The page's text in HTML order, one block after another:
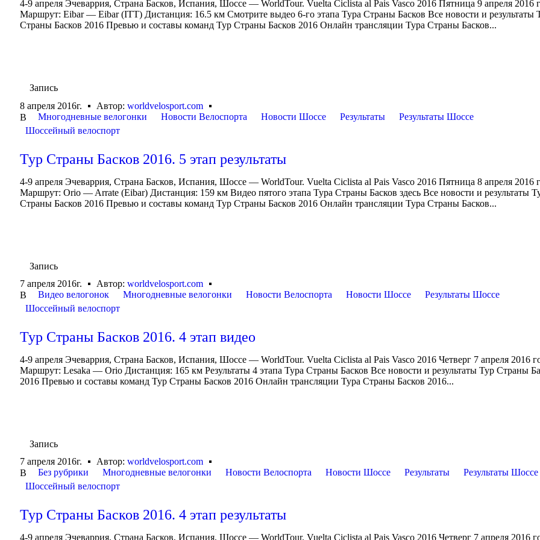
4-9 апреля Эчеваррия, Страна Басков, Испания, Шоссе — WorldTour. Vuelta Ciclista al Pais Vasco 2016 Пятница 9 апреля 2016
Маршрут: Eibar — Eibar (ITT) Дистанция: 16.5 км Смотрите выдео 6-го этапа Тура Страны Басков Все новости и результаты
Страны Басков 2016 Превью и составы команд Тур Страны Басков 2016 Онлайн трансляции Тура Страны Басков...
Запись
8 апреля 2016г.
Автор:worldvelosport.com
В
Многодневные велогонки Новости Велоспорта Новости Шоссе Результаты
Результаты Шоссе
Шоссейный велоспорт
Тур Страны Басков 2016. 5 этап результаты
4-9 апреля Эчеваррия, Страна Басков, Испания, Шоссе — WorldTour. Vuelta Ciclista al Pais Vasco 2016 Пятница 8 апреля 2016
Маршрут: Orio — Arrate (Eibar) Дистанция: 159 км Видео пятого этапа Тура Страны Басков здесь Все новости и результаты
Страны Басков 2016 Превью и составы команд Тур Страны Басков 2016 Онлайн трансляции Тура Страны Басков...
Запись
7 апреля 2016г.
Автор:worldvelosport.com
В
Видео велогонок Многодневные велогонки Новости Велоспорта Новости Шоссе
Результаты Шоссе
Шоссейный велоспорт
Тур Страны Басков 2016. 4 этап видео
4-9 апреля Эчеваррия, Страна Басков, Испания, Шоссе — WorldTour. Vuelta Ciclista al Pais Vasco 2016 Четверг 7 апреля 2016
Маршрут: Lesaka — Orio Дистанция: 165 км Результаты 4 этапа Тура Страны Басков Все новости и результаты Тур Страны
2016 Превью и составы команд Тур Страны Басков 2016 Онлайн трансляции Тура Страны Басков 2016...
Запись
7 апреля 2016г.
Автор:worldvelosport.com
В
Без рубрики Многодневные велогонки Новости Велоспорта Новости Шоссе Результаты
Результаты Шоссе
Шоссейный велоспорт
Тур Страны Басков 2016. 4 этап результаты
4-9 апреля Эчеваррия, Страна Басков, Испания, Шоссе — WorldTour. Vuelta Ciclista al Pais Vasco 2016 Четверг 7 апреля 2016